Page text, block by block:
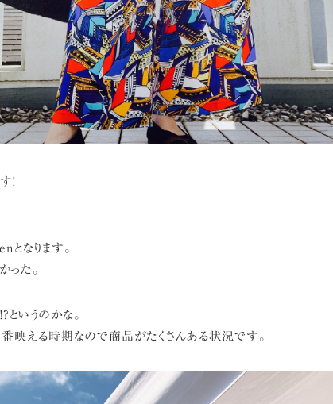
!
となります。
った。
いうのかな。
番映える時期なので商品がたくさんある状況です。